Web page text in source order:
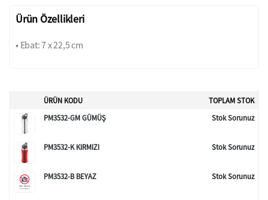
Ürün Özellikleri
• Ebat: 7 x 22,5 cm
ÜRÜN KODU
TOPLAM STOK
PM3532-GM GÜMÜŞ
Stok Sorunuz
PM3532-K KIRMIZI Stok Sorunuz
PM3532-B BEYAZ Stok Sorunuz